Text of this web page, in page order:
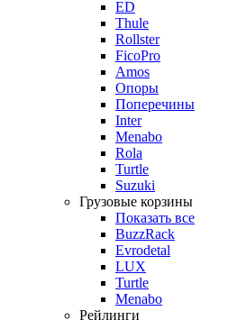
ED
Thule
Rollster
FicoPro
Amos
Опоры
Поперечины
Inter
Menabo
Rola
Turtle
Suzuki
Грузовые корзины
Показать все
BuzzRack
Evrodetal
LUX
Turtle
Menabo
Рейлинги